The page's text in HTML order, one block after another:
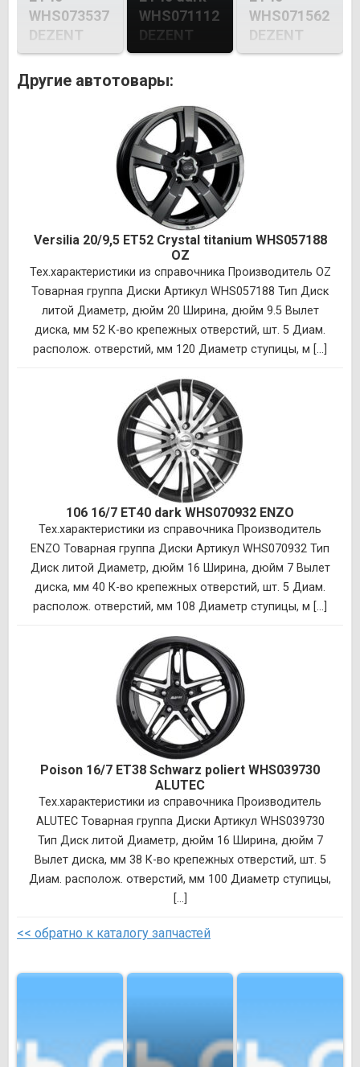
WHS073537
DEZENT
WHS071112
DEZENT
WHS071562
DEZENT
Другие автотовары:
Versilia 20/9,5 ET52 Crystal titanium WHS057188
OZ
Тех.характеристики из справочника Производитель OZ
Товарная группа Диски Артикул WHS057188 Тип Диск
литой Диаметр, дюйм 20 Ширина, дюйм 9.5 Вылет
диска, мм 52 К-во крепежных отверстий, шт. 5 Диам.
располож. отверстий, мм 120 Диаметр ступицы, м [...]
106 16/7 ET40 dark WHS070932 ENZO
Тех.характеристики из справочника Производитель
ENZO Товарная группа Диски Артикул WHS070932 Тип
Диск литой Диаметр, дюйм 16 Ширина, дюйм 7 Вылет
диска, мм 40 К-во крепежных отверстий, шт. 5 Диам.
располож. отверстий, мм 108 Диаметр ступицы, м [...]
Poison 16/7 ET38 Schwarz poliert WHS039730
ALUTEC
Тех.характеристики из справочника Производитель
ALUTEC Товарная группа Диски Артикул WHS039730
Тип Диск литой Диаметр, дюйм 16 Ширина, дюйм 7
Вылет диска, мм 38 К-во крепежных отверстий, шт. 5
Диам. располож. отверстий, мм 100 Диаметр ступицы,
[...]
<< обратно к каталогу запчастей